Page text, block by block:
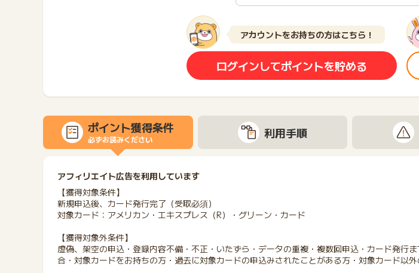
アカウントをお持ちの方はこちら！
ログインしてポイントを貯める
ポイント獲得条件
必ずお読みください 利用手順
アフィリエイト広告を利用しています
【獲得対象条件】
新規申込後、カード発行完了（受取必須）
対象カード：アメリカン・エキスプレス（R）・グリーン・カード
【獲得対象外条件】
虚偽、架空の申込・登録内容不備・不正・いたずら・データの重複・複数回申込・カード発行
合・対象カードをお持ちの方・過去に対象カードの申込みされたことがある方・対象カード以